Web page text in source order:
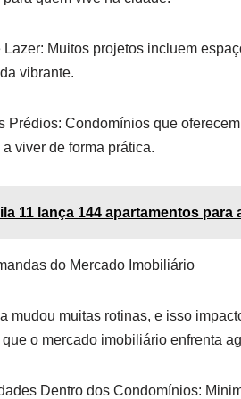
Lazer: Muitos projetos incluem
vibrante.
Prédios: Condomínios que
viver de forma prática.
11 lança 144 apartamentos para
do Mercado Imobiliário
mudou muitas rotinas, e isso
o mercado imobiliário enfrenta
Dentro dos Condomínios: